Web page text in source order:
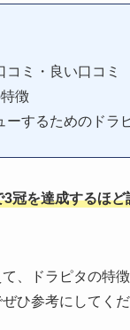
コミ・良い口コミ
徴
ーするためのドラ
冠を達成するほ
、ドラピタの特
ひ参考にしてくだ